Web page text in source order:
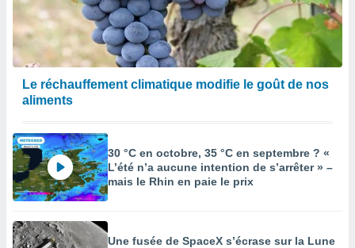
Le réchauffement climatique modifie le goût de nos
aliments
30 °C en octobre, 35 °C en septembre ? «
L’été n’a aucune intention de s’arrêter » –
mais le Rhin en paie le prix
Une fusée de SpaceX s’écrase sur la Lune